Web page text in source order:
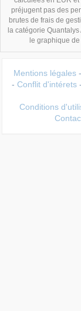
préjugent pas des
brutes de frais de
la catégorie
le graphique
Mentions légales -
- Conflit d'intérets -
Conditions